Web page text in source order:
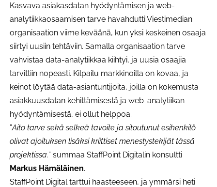
Kasvava asiakasdatan hyödyntämisen ja web-
analytiikkaosaamisen tarve havahdutti Viestimedian
organisaation viime keväänä, kun yksi keskeinen osaaja
siirtyi uusiin tehtäviin. Samalla organisaation tarve
vahvistaa data-analytiikkaa kiihtyi, ja uusia osaajia
tarvittiin nopeasti. Kilpailu markkinoilla on kovaa, ja
keinot löytää data-asiantuntijoita, joilla on kokemusta
asiakkuusdatan kehittämisestä ja web-analytiikan
hyödyntämisestä, ei ollut helppoa.
”Aito tarve sekä selkeä tavoite ja sitoutunut esihenkilö
olivat ajoituksen lisäksi kriittiset menestystekijät tässä
projektissa.” summaa StaffPoint Digitalin konsultti
Markus Hämäläinen.
StaffPoint Digital tarttui haasteeseen, ja ymmärsi heti